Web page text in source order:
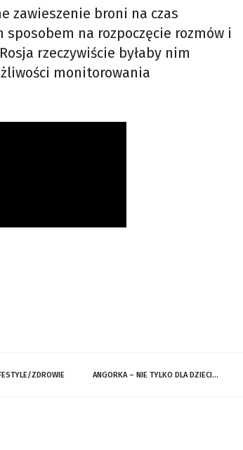
zawieszenie broni na czas
sposobem na rozpoczęcie rozmów i
rzeczywiście byłaby nim
monitorowania
ZDROWIE ANGORKA – NIE TYLKO DLA DZIECI…